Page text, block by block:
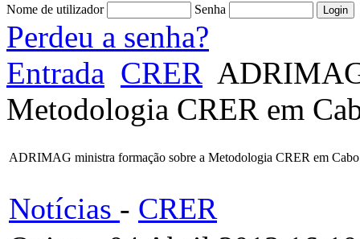
Nome de utilizador Senha
Perdeu a senha?
Entrada CRER
Metodologia CRER em
ADRIMAG ministra formação sobre a Metodologia CRER em
Notícias - CRER